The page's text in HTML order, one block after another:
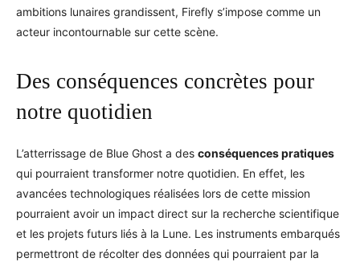
ambitions lunaires grandissent, Firefly s’impose comme un
acteur incontournable sur cette scène.
Des conséquences concrètes pour
notre quotidien
L’atterrissage de Blue Ghost a des conséquences pratiques
qui pourraient transformer notre quotidien. En effet, les
avancées technologiques réalisées lors de cette mission
pourraient avoir un impact direct sur la recherche scientifique
et les projets futurs liés à la Lune. Les instruments embarqués
permettront de récolter des données qui pourraient par la